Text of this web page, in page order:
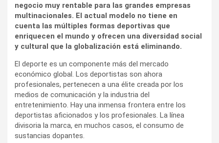
negocio muy rentable para las grandes empresas
multinacionales. El actual modelo no tiene en
cuenta las múltiples formas deportivas que
enriquecen el mundo y ofrecen una diversidad social
y cultural que la globalización está eliminando.
El deporte es un componente más del mercado
económico global. Los deportistas son ahora
profesionales, pertenecen a una élite creada por los
medios de comunicación y la industria del
entretenimiento. Hay una inmensa frontera entre los
deportistas aficionados y los profesionales. La línea
divisoria la marca, en muchos casos, el consumo de
sustancias dopantes.